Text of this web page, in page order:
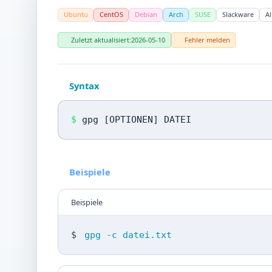
Ubuntu CentOS Debian Arch SUSE Slackware
Zuletzt aktualisiert:2026-05-10 Fehler melden
Syntax
$ gpg [OPTIONEN] DATEI
Beispiele
Beispiele
$ gpg -c datei.txt